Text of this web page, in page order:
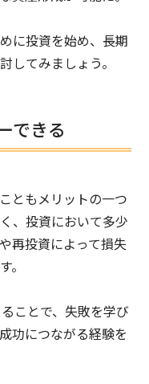
に投資を始め、長期
してみましょう。
できる
ともメリットの一つ
、投資において多少
再投資によって損失
。
ことで、失敗を学び
功につながる経験を